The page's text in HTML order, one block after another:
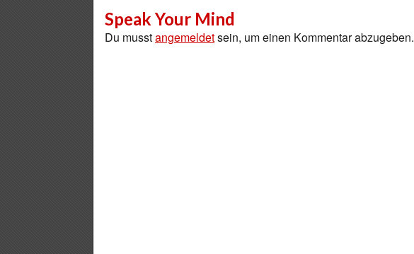
Speak Your Mind
Du musstangemeldetsein, um einen Kommentar abzugeben.